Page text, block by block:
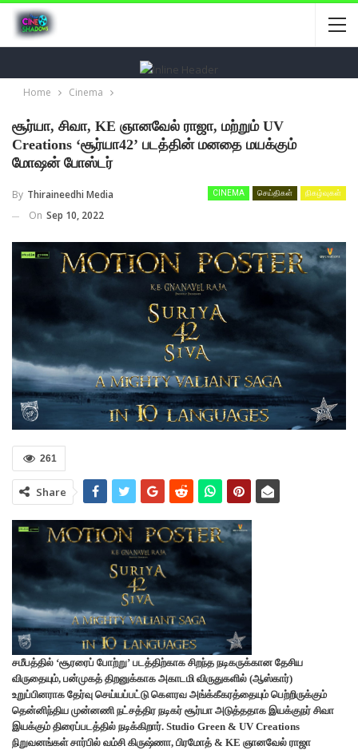
Home Cinema
சூர்யா, சிவா, KE ஞானவேல் ராஜா, மற்றும் UV
Creations ‘சூர்யா42’ படத்தின் மனதை மயக்கும்
மோஷன் போஸ்டர்
CINEMA செய்திகள் நிகழ்வுகள்
By Thiraineedhi Media
On Sep 10, 2022
261
Share
சமீபத்தில் ‘சூரரைப் போற்று’ படத்திற்காக சிறந்த நடிகருக்கான தேசிய
விருதையும், பன்முகத் திறனுக்காக அகாடமி விருதுகளில் (ஆஸ்கார்)
உறுப்பினராக தேர்வு செய்யப்பட்டு கௌரவ அங்க்கீகரத்தையும் பெற்றிருக்கும்
தென்னிந்திய முன்னணி நட்சத்திர நடிகர் சூர்யா அடுத்ததாக இயக்குநர் சிவா
இயக்கும் திரைப்படத்தில் நடிக்கிறார். Studio Green & UV Creations
நிறுவனங்கள் சார்பில் வம்சி கிருஷ்ணா, பிரமோத் & KE ஞானவேல் ராஜா